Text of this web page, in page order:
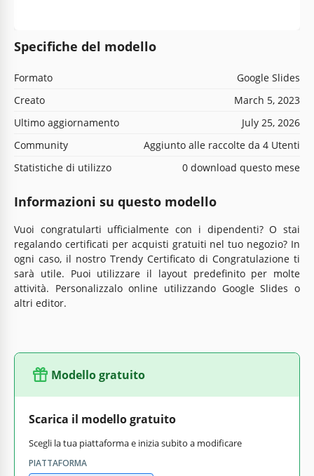
Specifiche del modello
Formato
Google Slides
Creato
March 5, 2023
Ultimo aggiornamento
July 25, 2026
Community
Aggiunto alle raccolte da 4 Utenti
Statistiche di utilizzo
0 download questo mese
Informazioni su questo modello
Vuoi congratularti ufficialmente con i dipendenti? O stai
regalando certificati per acquisti gratuiti nel tuo negozio? In
ogni caso, il nostro Trendy Certificato di Congratulazione ti
sarà utile. Puoi utilizzare il layout predefinito per molte
attività. Personalizzalo online utilizzando Google Slides o
altri editor.
Modello gratuito
Scarica il modello gratuito
Scegli la tua piattaforma e inizia subito a modificare
PIATTAFORMA